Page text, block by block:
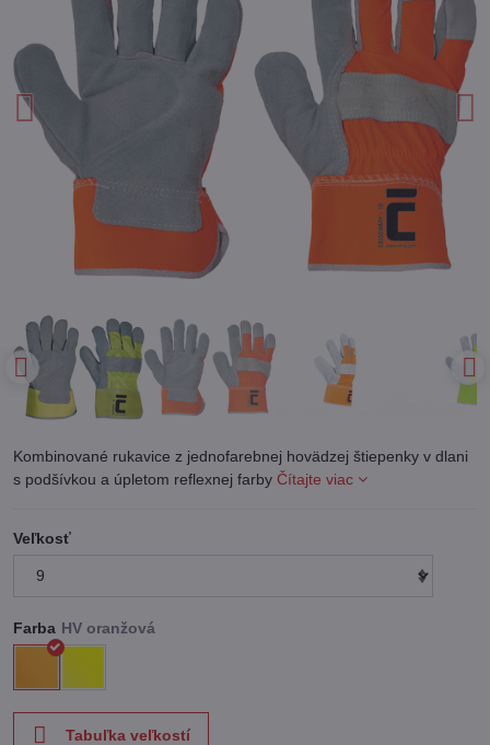
Kombinované rukavice z jednofarebnej hovädzej štiepenky v dlani
s podšívkou a úpletom reflexnej farby Čítajte viac
Veľkosť
Farba
Tabuľka veľkostí